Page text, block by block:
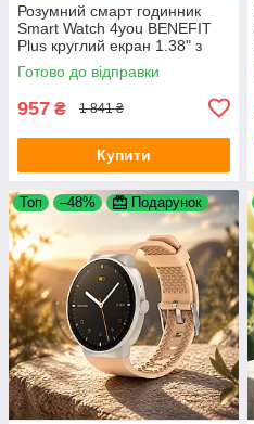
Розумний смарт годинник
Smart Watch 4you BENEFIT
Plus круглий екран 1.38" з
функцією дзвінків перегляд
повідомлень Mint
Готово до відправки
957 ₴ 1 841 ₴
Купити
Топ –48% Подарунок